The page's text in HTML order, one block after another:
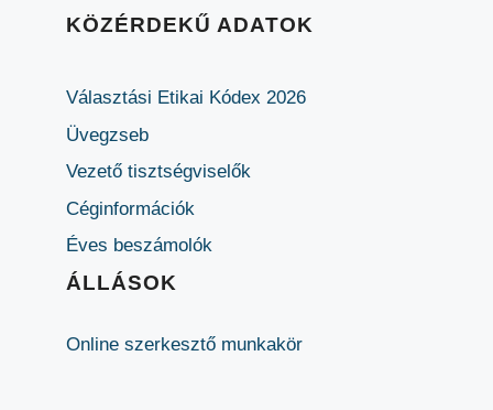
KÖZÉRDEKŰ ADATOK
Választási Etikai Kódex 2026
Üvegzseb
Vezető tisztségviselők
Céginformációk
Éves beszámolók
ÁLLÁSOK
Online szerkesztő munkakör